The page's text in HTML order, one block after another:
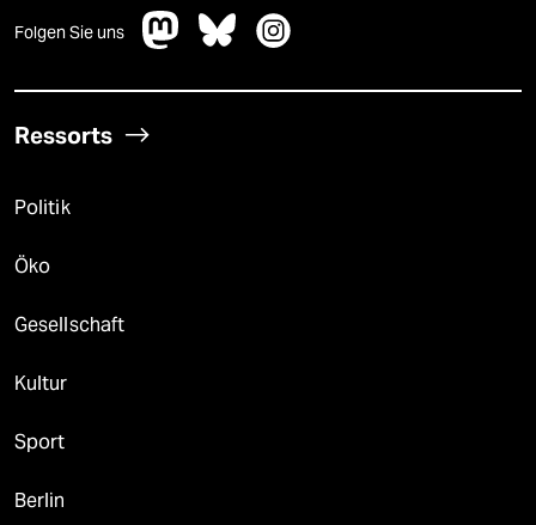
Folgen Sie uns
Ressorts
Politik
Öko
Gesellschaft
Kultur
Sport
Berlin